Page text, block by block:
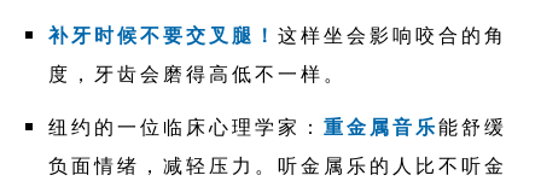
补牙时候不要交叉腿！ 这样坐会影响咬合的角
度，牙齿会磨得高低不一样。
纽约的一位临床心理学家： 重金属音乐能舒缓
负面情绪，减轻压力。听金属乐的人比不听金